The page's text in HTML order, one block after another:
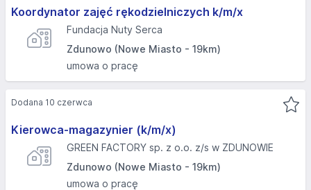
Koordynator zajęć rękodzielniczych k/m/x
Fundacja Nuty Serca
Zdunowo (Nowe Miasto - 19km)
umowa o pracę
Kierowca-magazynier (k/m/x)
GREEN FACTORY sp. z o.o. z/s w ZDUNOWIE
Zdunowo (Nowe Miasto - 19km)
umowa o pracę
Dodana 10 czerwca